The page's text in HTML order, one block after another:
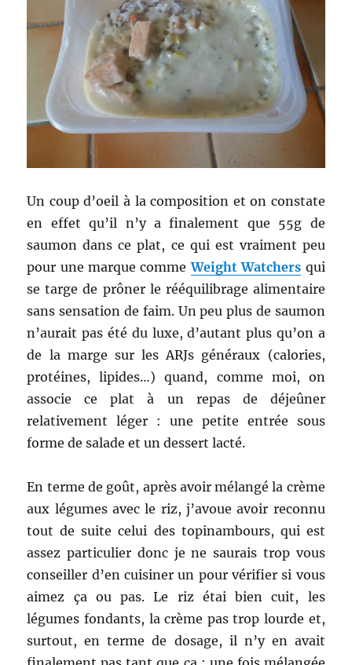
Un coup d’oeil à la composition et on constate
en effet qu’il n’y a finalement que 55g de
saumon dans ce plat, ce qui est vraiment peu
pour une marque commeWeight Watchers qui
se targe de prôner le rééquilibrage alimentaire
sans sensation de faim. Un peu plus de saumon
n’aurait pas été du luxe, d’autant plus qu’on a
de la marge sur les ARJs généraux (calories,
protéines, lipides…) quand, comme moi, on
associe ce plat à un repas de déjeûner
relativement léger : une petite entrée sous
forme de salade et un dessert lacté.
En terme de goût, après avoir mélangé la crème
aux légumes avec le riz, j’avoue avoir reconnu
tout de suite celui des topinambours, qui est
assez particulier donc je ne saurais trop vous
conseiller d’en cuisiner un pour vérifier si vous
aimez ça ou pas. Le riz étai bien cuit, les
légumes fondants, la crème pas trop lourde et,
surtout, en terme de dosage, il n’y en avait